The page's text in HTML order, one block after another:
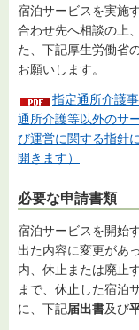
宿泊サービスを実施
合わせ先へ相談の上
た、下記厚生労働省
お願いします。
指定通所介護
通所介護等以外のサ
び運営に関する指針
開きます）
必要な申請書類
宿泊サービスを開始
出た内容に変更があ
内、休止または廃止
まで、休止した宿泊
に、下記届出書及び